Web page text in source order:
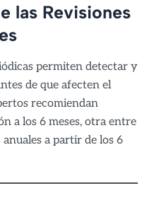
las Revisiones
permiten detectar y
de que afecten el
recomiendan
a los 6 meses, otra entre
a partir de los 6